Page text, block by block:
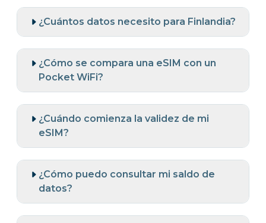
¿Cuántos datos necesito para Finlandia?
¿Cómo se compara una eSIM con un
Pocket WiFi?
¿Cuándo comienza la validez de mi
eSIM?
¿Cómo puedo consultar mi saldo de
datos?